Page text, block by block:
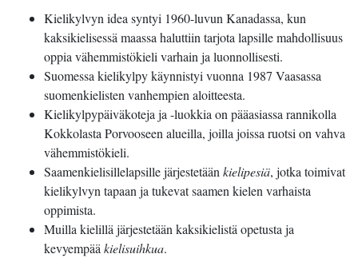
Kielikylvyn idea syntyi 1960-luvun Kanadassa, kun
kaksikielisessä maassa haluttiin tarjota lapsille mahdollisuus
oppia vähemmistökieli varhain ja luonnollisesti.
Suomessa kielikylpy käynnistyi vuonna 1987 Vaasassa
suomenkielisten vanhempien aloitteesta.
Kielikylpypäiväkoteja ja -luokkia on pääasiassa rannikolla
Kokkolasta Porvooseen alueilla, joilla joissa ruotsi on vahva
vähemmistökieli.
Saamenkielisillelapsille järjestetäänkielipesiä, jotka toimivat
kielikylvyn tapaan ja tukevat saamen kielen varhaista
oppimista.
Muilla kielillä järjestetään kaksikielistä opetusta ja
kevyempääkielisuihkua.